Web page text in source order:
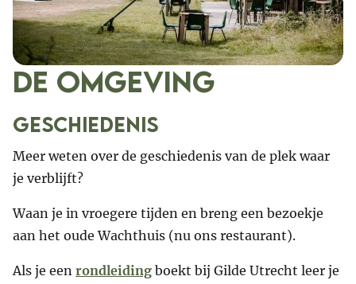
De omgeving
Geschiedenis
Meer weten over de geschiedenis van de plek waar
je verblijft?
Waan je in vroegere tijden en breng een bezoekje
aan het oude Wachthuis (nu ons restaurant).
Als je een rondleiding boekt bij Gilde Utrecht leer je